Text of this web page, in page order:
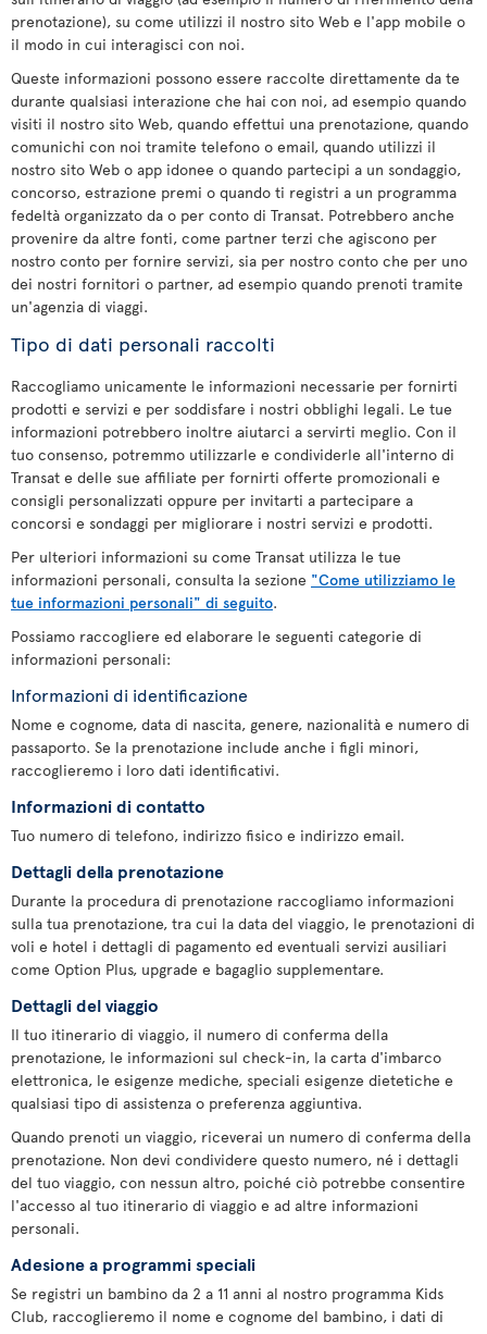
prenotazione), su come utilizzi il nostro sito Web e l'app mobile o
il modo in cui interagisci con noi.
Queste informazioni possono essere raccolte direttamente da te
durante qualsiasi interazione che hai con noi, ad esempio quando
visiti il nostro sito Web, quando effettui una prenotazione, quando
comunichi con noi tramite telefono o email, quando utilizzi il
nostro sito Web o app idonee o quando partecipi a un sondaggio,
concorso, estrazione premi o quando ti registri a un programma
fedeltà organizzato da o per conto di Transat. Potrebbero anche
provenire da altre fonti, come partner terzi che agiscono per
nostro conto per fornire servizi, sia per nostro conto che per uno
dei nostri fornitori o partner, ad esempio quando prenoti tramite
un'agenzia di viaggi.
Tipo di dati personali raccolti
Raccogliamo unicamente le informazioni necessarie per fornirti
prodotti e servizi e per soddisfare i nostri obblighi legali. Le tue
informazioni potrebbero inoltre aiutarci a servirti meglio. Con il
tuo consenso, potremmo utilizzarle e condividerle all'interno di
Transat e delle sue affiliate per fornirti offerte promozionali e
consigli personalizzati oppure per invitarti a partecipare a
concorsi e sondaggi per migliorare i nostri servizi e prodotti.
Per ulteriori informazioni su come Transat utilizza le tue
informazioni personali, consulta la sezione "Come utilizziamo le
tue informazioni personali" di seguito.
Possiamo raccogliere ed elaborare le seguenti categorie di
informazioni personali:
Informazioni di identificazione
Nome e cognome, data di nascita, genere, nazionalità e numero di
passaporto. Se la prenotazione include anche i figli minori,
raccoglieremo i loro dati identificativi.
Informazioni di contatto
Tuo numero di telefono, indirizzo fisico e indirizzo email.
Dettagli della prenotazione
Durante la procedura di prenotazione raccogliamo informazioni
sulla tua prenotazione, tra cui la data del viaggio, le prenotazioni di
voli e hotel i dettagli di pagamento ed eventuali servizi ausiliari
come Option Plus, upgrade e bagaglio supplementare.
Dettagli del viaggio
Il tuo itinerario di viaggio, il numero di conferma della
prenotazione, le informazioni sul check-in, la carta d'imbarco
elettronica, le esigenze mediche, speciali esigenze dietetiche e
qualsiasi tipo di assistenza o preferenza aggiuntiva.
Quando prenoti un viaggio, riceverai un numero di conferma della
prenotazione. Non devi condividere questo numero, né i dettagli
del tuo viaggio, con nessun altro, poiché ciò potrebbe consentire
l'accesso al tuo itinerario di viaggio e ad altre informazioni
personali.
Adesione a programmi speciali
Se registri un bambino da 2 a 11 anni al nostro programma Kids
Club, raccoglieremo il nome e cognome del bambino, i dati di